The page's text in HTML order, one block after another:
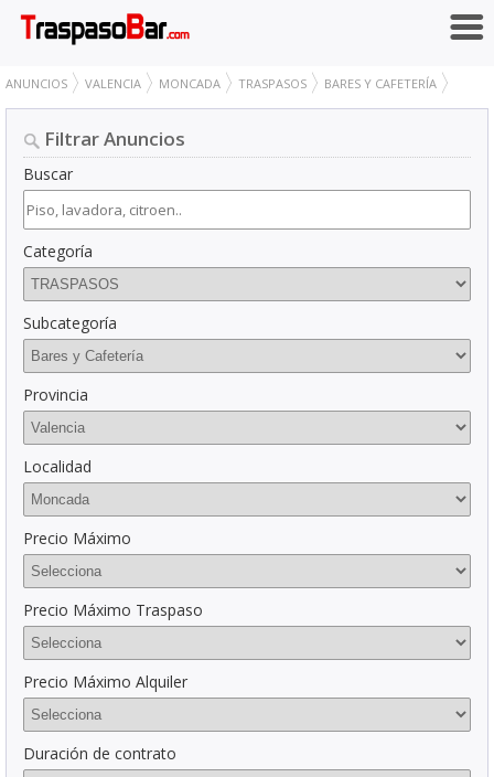
ANUNCIOS VALENCIA MONCADA TRASPASOS BARES Y CAFETERÍA
Filtrar Anuncios
Buscar
Categoría
Subcategoría
Provincia
Localidad
Precio Máximo
Precio Máximo Traspaso
Precio Máximo Alquiler
Duración de contrato